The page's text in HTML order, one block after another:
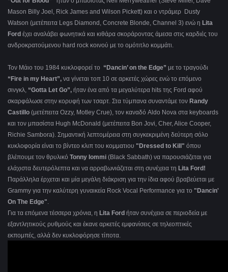
Mason Billy Joel, Rick James and Wilson Pickett) και ο ντράμερ Dusty
Watson (μετέπειτα Legs Diamond, Concrete Blonde, Channel 3) ενώ η Lita
Ford έχει αναλάβει φωνητικά και κιθάρα σκοράροντας άμεσα στις καρδιές του
ανδροκρατούμενου hard rock κοινού με το ομότιτλο κομμάτι.
Τον Μάιο του 1984 κυκλοφορεί το “Dancin’ on the Edge” με το τραγούδι
“Fire in my Heart”, να γίνεται τοπ 10 σε αρκετές χώρες ενώ το επόμενο
σινγκλ, “Gotta Let Go”, ήταν ένα από τα μεγαλύτερα hits της Ford αφού
σκαρφάλωσε στην κορυφή των τσαρτ. Στα τύμπανα συναντάμε τον Randy
Castillo (μετέπειτα Ozzy, Motley Crue), τον καναδό Aldo Nova στα keyboards
και τον μπασίστα Hugh McDonald (μετέπειτα Bon Jovi, Cher, Alice Cooper,
Richie Sambora). Σημαντική λεπτομέρεια στη συγκεκριμένη δεύτερη σόλο
κυκλοφορία είναι το βίντεο κλιπ του κομματιου "Dressed to Kill" όπου
βλέπουμε τον θρυλικό Tonny Iommi (Black Sabbath) να παρουσιάζεται για
ελάχιστα δευτερόλεπτα και να αρραβωνιάζεται στη συνέχεια τη Lita Ford!
Παράλληλα έρχεται και μία μεγάλη διάκριση για την ίδια αφού βραβεύεται με
Grammy για την καλύτερη γυναικεία Rock Vocal Performance για το "Dancin'
On The Edge"
Για τα επόμενα τέσσερα χρόνια, η Lita Ford ήταν συνέχεια σε περιοδεία με
εξαντλητικούς ρυθμούς και έκανε αρκετές εμφανίσεις σε τηλεοπτικές
εκπομπές, αλλά δεν κυκλοφόρησε τίποτα.